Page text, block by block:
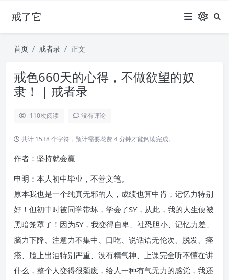
戒了它
首页 戒者录 正文
戒色660天的心得，不做欲望的奴
隶！ | 戒者录
110次阅读 没有评论
共计 1538 个字符，预计需要花费 4 分钟才能阅读完成。
作者：坚持就会赢
申明：本人初中毕业，不善文笔。
原本我也是一个纯真无邪的人，成绩也算中肯，记忆力特别
好！但初中时被同学带坏，学会了SY，从此，我的人生便被
黑暗笼罩了！因为SY，我变得自卑、社恐胆小、记忆力差、
脑力下降、注意力不集中、口吃、说话语无伦次、脱发、痤
疮、脸上出油特别严重、没有精气神、上课完全听不懂在讲
什么，整个人变得很颓废，给人一种有气无力的感觉，我还